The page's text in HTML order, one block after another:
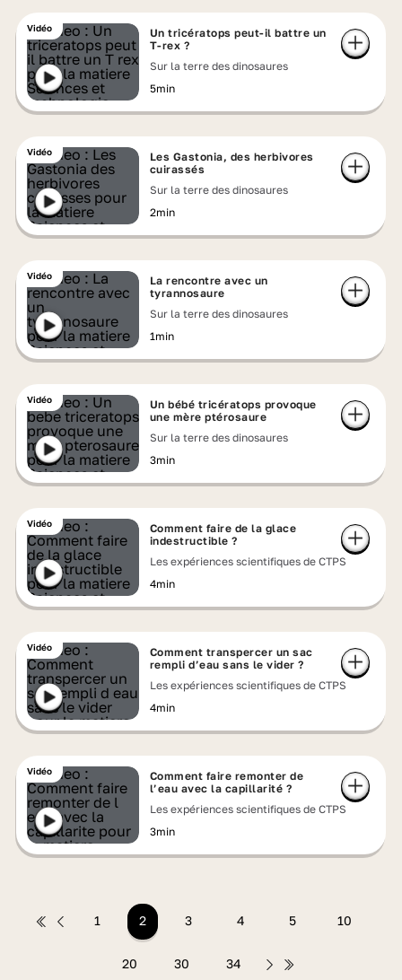
Vidéo
Un tricératops peut-il battre un
T-rex ?
Sur la terre des dinosaures
5min
Vidéo
Les Gastonia, des herbivores
cuirassés
Sur la terre des dinosaures
2min
Vidéo
La rencontre avec un
tyrannosaure
Sur la terre des dinosaures
1min
Vidéo
Un bébé tricératops provoque
une mère ptérosaure
Sur la terre des dinosaures
3min
Vidéo
Comment faire de la glace
indestructible ?
Les expériences scientifiques de CTPS
4min
Vidéo
Comment transpercer un sac
rempli d’eau sans le vider ?
Les expériences scientifiques de CTPS
4min
Vidéo
Comment faire remonter de
l’eau avec la capillarité ?
Les expériences scientifiques de CTPS
3min
1 2 3 4 5 10
20 30 34